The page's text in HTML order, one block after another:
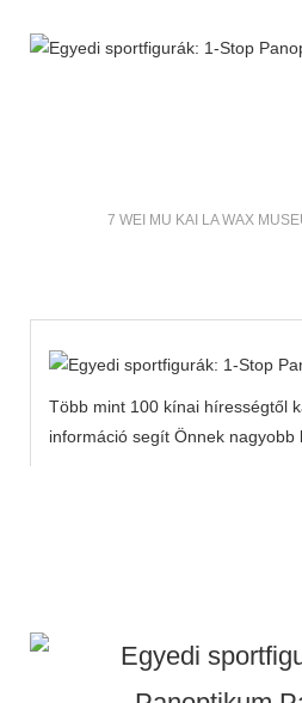
7 WEI MU KAI LA WAX
Több mint 100 kínai hírességtől
információ segít Önnek